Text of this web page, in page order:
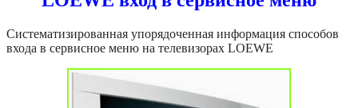
Систематизированная упорядоченная информация способов
входа в сервисное меню на телевизорах LOEWE